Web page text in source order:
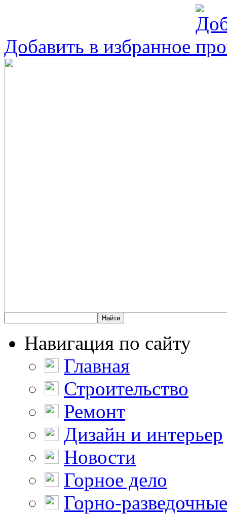
Добавить в избранное
Навигация по сайту
Главная
Строительство
Ремонт
Дизайн и интерьер
Новости
Горное дело
Горно-